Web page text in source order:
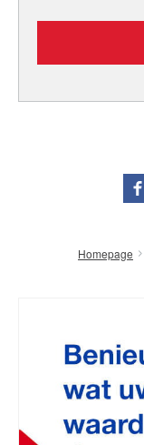
Homepage